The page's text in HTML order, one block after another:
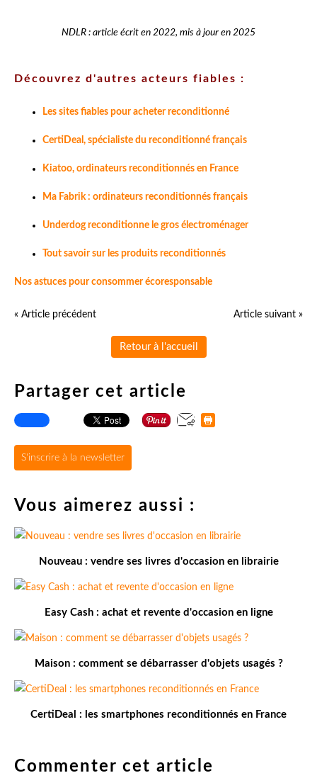
NDLR : article écrit en 2022, mis à jour en 2025
Découvrez d'autres acteurs fiables :
Les sites fiables pour acheter reconditionné
CertiDeal, spécialiste du reconditionné français
Kiatoo, ordinateurs reconditionnés en France
Ma Fabrik : ordinateurs reconditionnés français
Underdog reconditionne le gros électroménager
Tout savoir sur les produits reconditionnés
Nos astuces pour consommer écoresponsable
« Article précédent Article suivant »
Retour à l'accueil
Partager cet article
S'inscrire à la newsletter
Vous aimerez aussi :
Nouveau : vendre ses livres d'occasion en librairie
Easy Cash : achat et revente d'occasion en ligne
Maison : comment se débarrasser d'objets usagés ?
CertiDeal : les smartphones reconditionnés en France
Commenter cet article